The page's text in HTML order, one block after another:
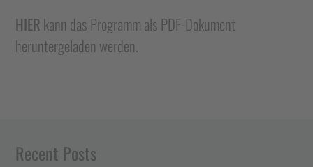
HIERkann das Programm als PDF-Dokument
heruntergeladen werden.
Recent Posts